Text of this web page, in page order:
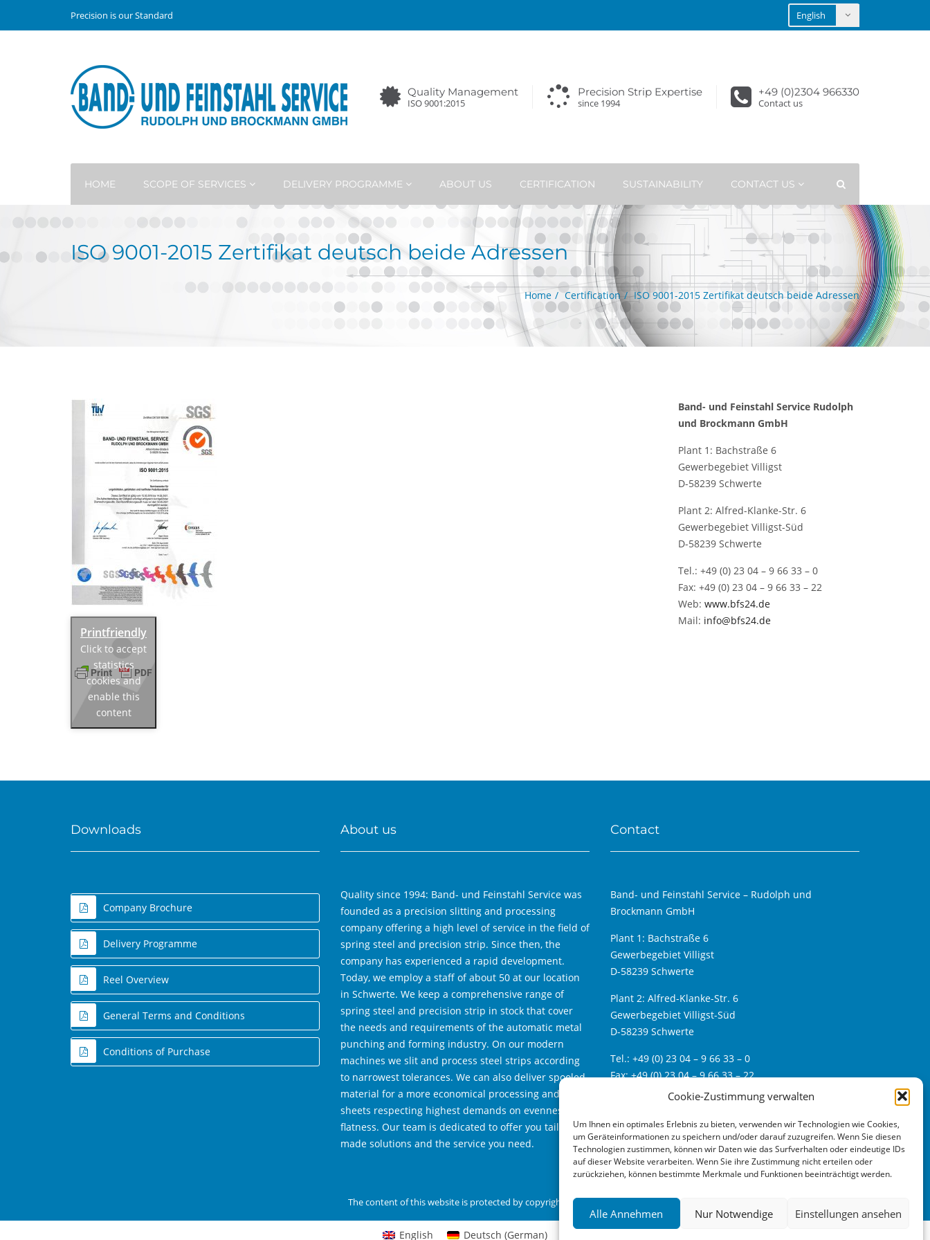
Cookie-Zustimmung verwalten
Um Ihnen ein optimales Erlebnis zu bieten, verwenden wir Technologien wie Cookies,
um Geräteinformationen zu speichern und/oder darauf zuzugreifen. Wenn Sie diesen
Technologien zustimmen, können wir Daten wie das Surfverhalten oder eindeutige IDs
auf dieser Website verarbeiten. Wenn Sie ihre Zustimmung nicht erteilen oder
zurückziehen, können bestimmte Merkmale und Funktionen beeinträchtigt werden.
Alle Annehmen Nur Notwendige Einstellungen ansehen
Precision is our Standard
Quality Management
ISO 9001:2015
Precision Strip Expertise
since 1994
+49 (0)2304 966330
Contact us
HOME SCOPE OF SERVICES DELIVERY PROGRAMME ABOUT US CERTIFICATION SUSTAINABILITY CONTACT US
ISO 9001-2015 Zertifikat deutsch beide Adressen
Home Certification ISO 9001-2015 Zertifikat deutsch beide Adressen
Click to accept
statistics
cookies and
enable this
content
Band- und Feinstahl Service Rudolph
und Brockmann GmbH
Plant 1: Bachstraße 6
Gewerbegebiet Villigst
D-58239 Schwerte
Plant 2: Alfred-Klanke-Str. 6
Gewerbegebiet Villigst-Süd
D-58239 Schwerte
Tel.: +49 (0) 23 04 – 9 66 33 – 0
Fax: +49 (0) 23 04 – 9 66 33 – 22
Web: www.bfs24.de
Mail: info@bfs24.de
Downloads
Company Brochure
Delivery Programme
Reel Overview
General Terms and Conditions
Conditions of Purchase
About us
Quality since 1994: Band- und Feinstahl Service was
founded as a precision slitting and processing
company offering a high level of service in the field of
spring steel and precision strip. Since then, the
company has experienced a rapid development.
Today, we employ a staff of about 50 at our location
in Schwerte. We keep a comprehensive range of
spring steel and precision strip in stock that cover
the needs and requirements of the automatic metal
punching and forming industry. On our modern
machines we slit and process steel strips according
to narrowest tolerances. We can also deliver spooled
material for a more economical processing and
sheets respecting highest demands on evenness and
flatness. Our team is dedicated to offer you tailor-
made solutions and the service you need.
Contact
Band- und Feinstahl Service – Rudolph und
Brockmann GmbH
Plant 1: Bachstraße 6
Gewerbegebiet Villigst
D-58239 Schwerte
Plant 2: Alfred-Klanke-Str. 6
Gewerbegebiet Villigst-Süd
D-58239 Schwerte
Tel.: +49 (0) 23 04 – 9 66 33 – 0
Fax: +49 (0) 23 04 – 9 66 33 – 22
www.bfs24.de
The content of this website is protected by copyright law.
English Deutsch (German)